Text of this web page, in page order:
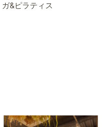
ガ&ピラティス